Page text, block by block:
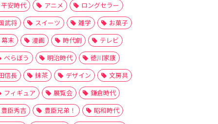
平安時代
アニメ
ロングセラー
武将
スイーツ 雑学
お菓子
幕末
漫画 時代劇
テレビ
べらぼう
明治時代
徳川家康
信長
抹茶 デザイン
文房具
フィギュア
展覧会
鎌倉時代
豊臣秀吉
豊臣兄弟！
昭和時代